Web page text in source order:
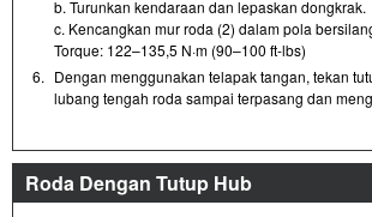
b. Turunkan kendaraan dan lepaskan dongkrak.
c. Kencangkan mur roda (2) dalam pola
Torque: 122–135,5 N·m (90–100 ft-lbs)
6. Dengan menggunakan telapak tangan, tekan
lubang tengah roda sampai terpasang dan
Roda Dengan Tutup Hub